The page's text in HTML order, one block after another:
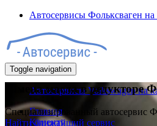
Автосервисы Фольксваген на
Toggle navigation
Автосервисы Volkswagen на
Главная
Клиенту
Замена масла в редукторе
Специализированный автосервис
Найти ближайший сервис